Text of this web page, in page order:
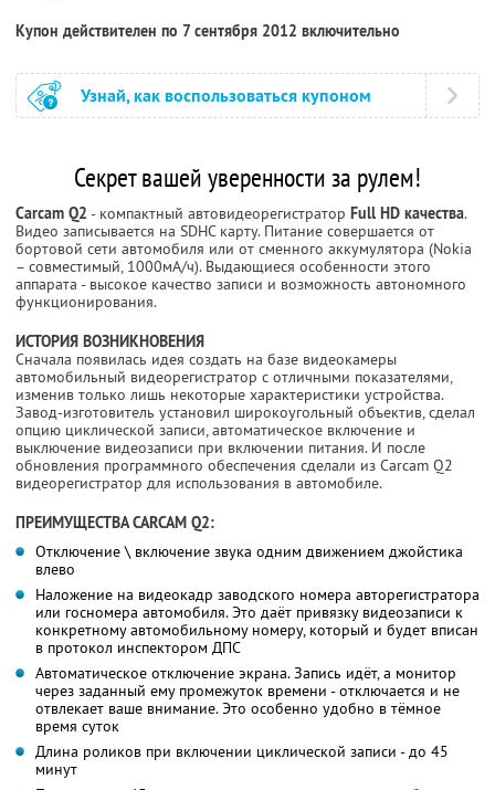
Купон действителен по 7 сентября 2012 включительно
Узнай, как воспользоваться купоном
Секрет вашей уверенности за рулем!
Carcam Q2 - компактный автовидеорегистратор Full HD качества.
Видео записывается на SDHC карту. Питание совершается от
бортовой сети автомобиля или от сменного аккумулятора (Nokia
– совместимый, 1000мА/ч). Выдающиеся особенности этого
аппарата - высокое качество записи и возможность автономного
функционирования.
ИСТОРИЯ ВОЗНИКНОВЕНИЯ
Сначала появилась идея создать на базе видеокамеры
автомобильный видеорегистратор с отличными показателями,
изменив только лишь некоторые характеристики устройства.
Завод-изготовитель установил широкоугольный объектив, сделал
опцию циклической записи, автоматическое включение и
выключение видеозаписи при включении питания. И после
обновления программного обеспечения сделали из Carcam Q2
видеорегистратор для использования в автомобиле.
ПРЕИМУЩЕСТВА CARCAM Q2:
Отключение \ включение звука одним движением джойстика
влево
Наложение на видеокадр заводского номера авторегистратора
или госномера автомобиля. Это даёт привязку видеозаписи к
конкретному автомобильному номеру, который и будет вписан
в протокол инспектором ДПС
Автоматическое отключение экрана. Запись идёт, а монитор
через заданный ему промежуток времени - отключается и не
отвлекает ваше внимание. Это особенно удобно в тёмное
время суток
Длина роликов при включении циклической записи - до 45
минут